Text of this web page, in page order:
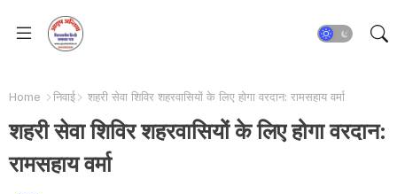
Home निवाई शहरी सेवा शिविर शहरवासियों के लिए होगा वरदान: रामसहाय वर्मा
शहरी सेवा शिविर शहरवासियों के लिए होगा वरदान:
रामसहाय वर्मा